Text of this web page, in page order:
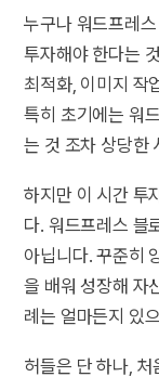
누구나 워드프레
투자해야 한다는
최적화, 이미지 작
특히 초기에는 워
는 것 조차 상당한
하지만 이 시간 투
다. 워드프레스 블
아닙니다. 꾸준히
을 배워 성장해 자
례는 얼마든지 있
허들은 단 하나,